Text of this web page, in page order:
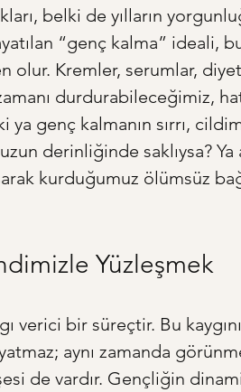
belki de yılların
“genç kalma” ideali, bu
olur. Kremler, serumlar,
durdurabileceğimiz,
ya genç kalmanın sırrı,
derinliğinde saklıysa? Ya
kurduğumuz ölümsüz
Yüzleşmek
verici bir süreçtir. Bu
aynı zamanda
de vardır. Gençliğin